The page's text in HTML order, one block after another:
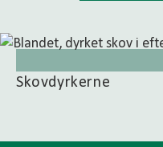
Skovdyrkerne